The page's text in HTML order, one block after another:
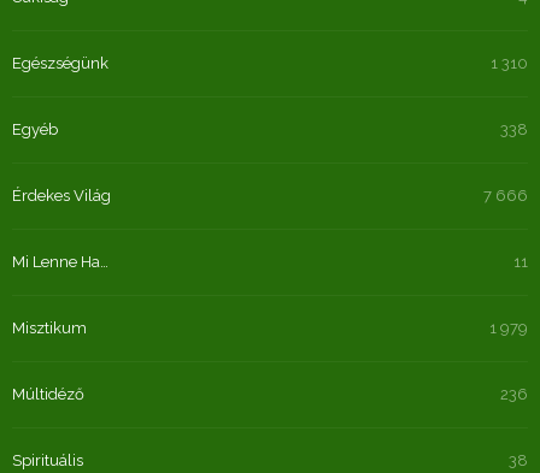
Egészségünk 1 310
Egyéb 338
Érdekes Világ 7 666
Mi Lenne Ha… 11
Misztikum 1 979
Múltidéző 236
Spirituális 38